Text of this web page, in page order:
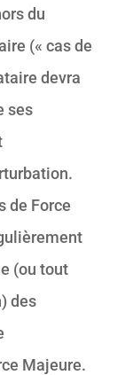
du
(« cas de
devra
ses
de Force
(ou tout
des
Majeure.